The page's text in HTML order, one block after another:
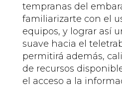
tempranas del
familiarizarte con el
equipos, y lograr así
suave hacia el
permitirá además,
de recursos
el acceso a la